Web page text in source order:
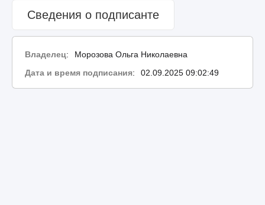
Сведения о подписанте
Владелец:
Морозова Ольга Николаевна
Дата и время подписания: 02.09.2025 09:02:49